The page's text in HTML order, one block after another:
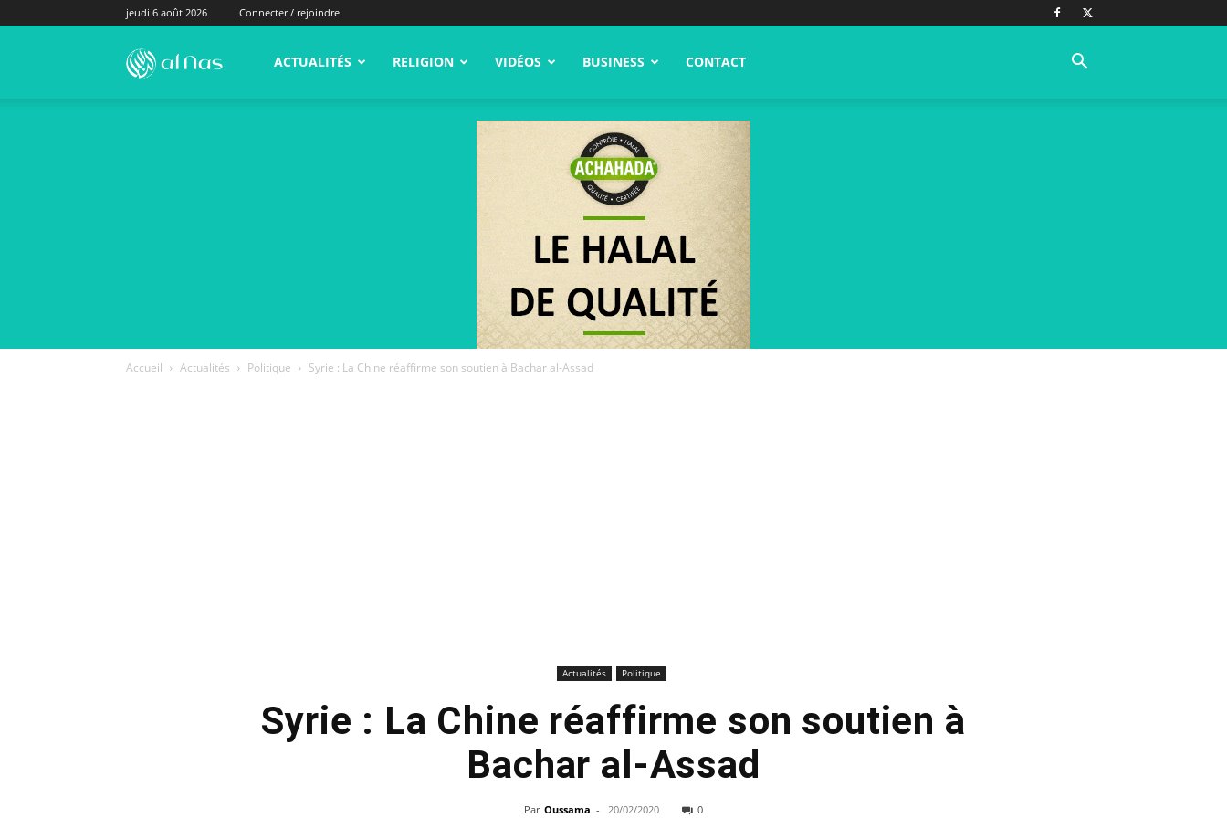
jeudi 6 août 2026 Connecter / rejoindre
alNas.fr ACTUALITÉS RELIGION VIDÉOS BUSINESS CONTACT
Accueil Actualités Politique Syrie : La Chine réaffirme son soutien à Bachar al-Assad
Actualités Politique
Syrie : La Chine réaffirme son soutien à
Bachar al-Assad
Par Oussama - 20/02/2020 0